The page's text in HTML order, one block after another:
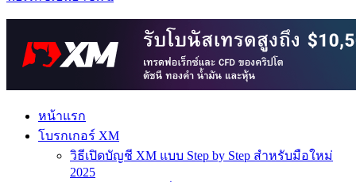
หน้าแรก
โบรกเกอร์ XM
วิธีเปิดบัญชี XM แบบ Step by Step สำหรับมือใหม่
2025